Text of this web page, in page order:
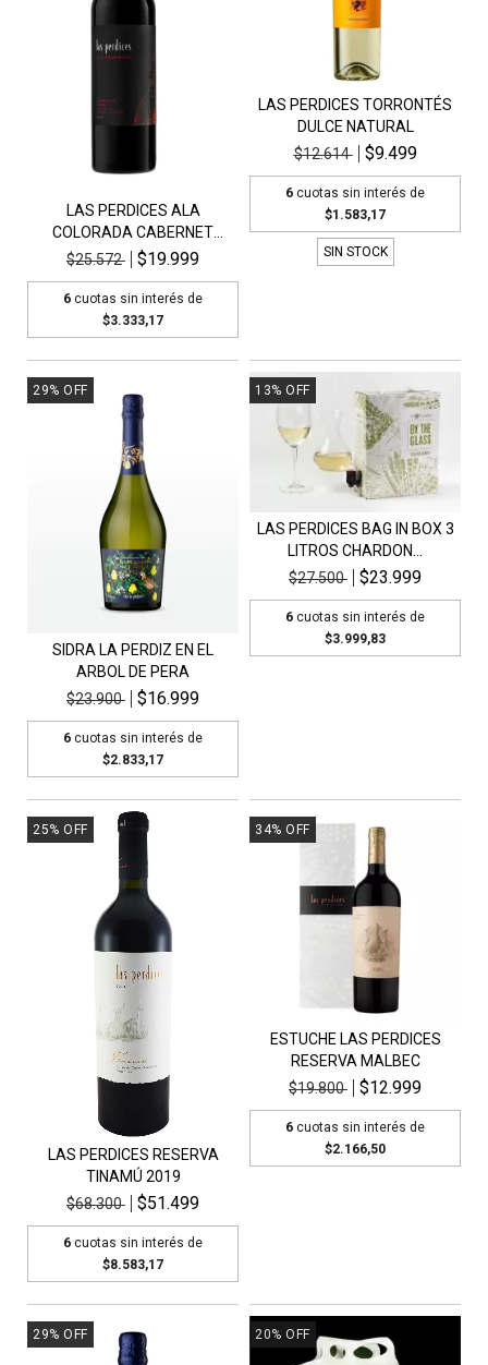
LAS PERDICES ALA
COLORADA CABERNET
FRANC
$25.572 $19.999
6 cuotas sin interés de
$3.333,17
LAS PERDICES TORRONTÉS
DULCE NATURAL
$12.614
$9.499
6 cuotas sin interés de
$1.583,17
SIN STOCK
29% OFF
SIDRA LA PERDIZ EN EL
ARBOL DE PERA
$23.900
$16.999
6 cuotas sin interés de
$2.833,17
13% OFF
LAS PERDICES BAG IN BOX 3
LITROS CHARDON...
$27.500
$23.999
6 cuotas sin interés de
$3.999,83
25% OFF
LAS PERDICES RESERVA
TINAMÚ 2019
$68.300
$51.499
6 cuotas sin interés de
$8.583,17
34% OFF
ESTUCHE LAS PERDICES
RESERVA MALBEC
$19.800
$12.999
6 cuotas sin interés de
$2.166,50
29% OFF 20% OFF